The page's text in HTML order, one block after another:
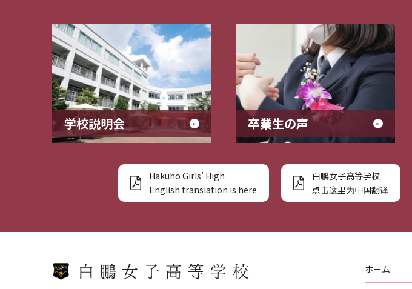
学校説明会 卒業生の声
Hakuho Girls’ High
English translation is here
白鵬女子高等学校
点击这里为中国翻译
ホーム